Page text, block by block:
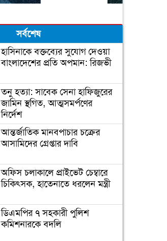
সর্বশেষ
হাসিনাকে বক্তব্যের সুযোগ দেওয়া
বাংলাদেশের প্রতি অপমান: রিজভী
তনু হত্যা: সাবেক সেনা হাফিজুরের
জামিন স্থগিত, আত্মসমর্পণের
নির্দেশ
আন্তর্জাতিক মানবপাচার চক্রের
আসামিদের গ্রেপ্তার দাবি
অফিস চলাকালে প্রাইভেট চেম্বারে
চিকিৎসক, হাতেনাতে ধরলেন মন্ত্রী
ডিএমপির ৭ সহকারী পুলিশ
কমিশনারকে বদলি